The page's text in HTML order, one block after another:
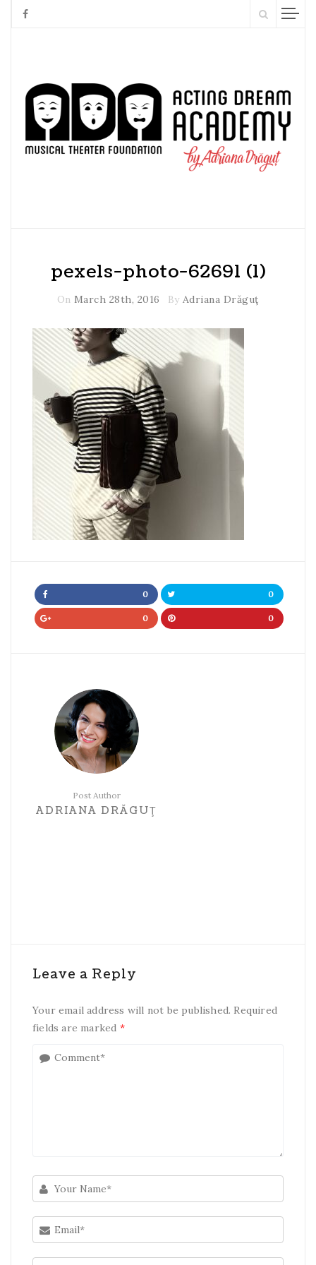
pexels-photo-62691 (1)
On March 28th, 2016 By Adriana Drăguţ
0 0
0 0
Post Author
ADRIANA DRĂGUŢ
Leave a Reply
Your email address will not be published. Required
fields are marked *